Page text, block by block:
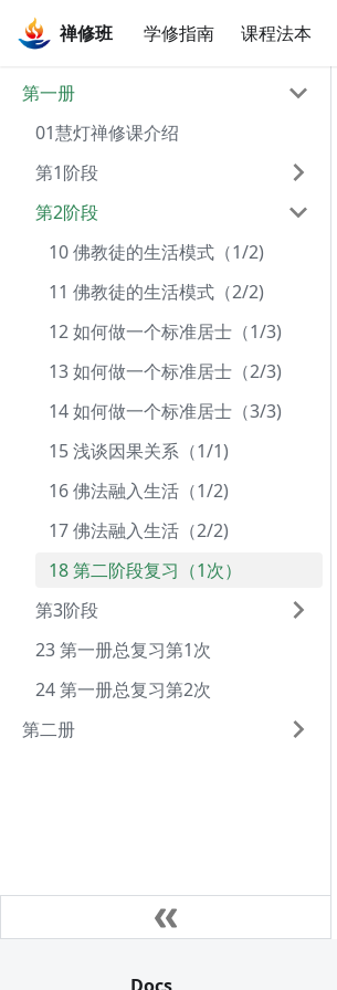
禅修班 学修指南 课程法本
禅修班
第一册
01慧灯禅修课介绍
第1阶段
第2阶段
10 佛教徒的生活模式（1/2)
11 佛教徒的生活模式（2/2)
12 如何做一个标准居士（1/3)
13 如何做一个标准居士（2/3)
14 如何做一个标准居士（3/3)
15 浅谈因果关系（1/1)
16 佛法融入生活（1/2)
17 佛法融入生活（2/2)
18 第二阶段复习（1次）
第3阶段
23 第一册总复习第1次
24 第一册总复习第2次
第二册